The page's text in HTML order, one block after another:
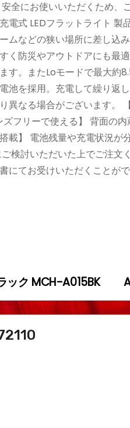
全にお使いいただくため
電式 LEDフラットライト
ムなどの狭い場所に差し込
く防災やアウトドアにも
す。またLoモードで最大
池を採用。充電して繰り
異なる場合がございます。
フリーで使える】 背面の
載】 電池残量や充電状況が
検討いただいた上でご注
にてお受けいただくことが
ック MCH-A015BK